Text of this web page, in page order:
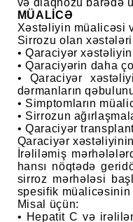
MÜALİCƏ
Xəstəliyin müalicəsi
Sirrozu olan
• Qaraciyər
• Qaraciyərin daha
• Qaraciyər
dərmanların
• Simptomların
• Sirrozun
• Qaraciyər
Qaraciyər
İrəliləmiş
hansı nöqtədə
sirroz mərhələsi
spesifik müalicəsinin
Misal üçün:
• Hepatit C və